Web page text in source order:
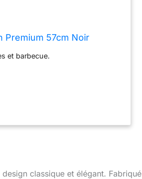
Premium 57cm Noir
et barbecue.
classique et élégant. Fabriqué